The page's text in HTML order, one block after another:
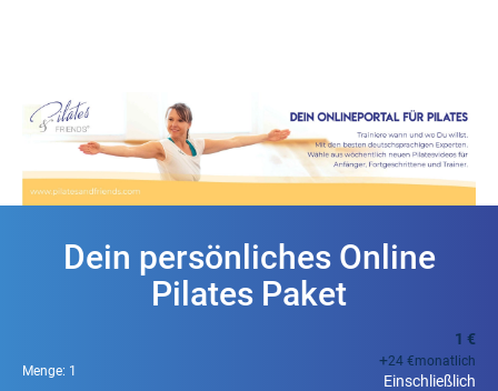
Dein persönliches Online
Pilates Paket
Menge: 1
1 €
+24 €monatlich
Einschließlich